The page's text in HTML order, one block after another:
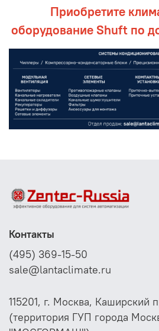
Приобретите
оборудование Shuft по
Контакты
(495) 369-15-50
sale@lantaclimate.ru
115201, г. Москва, Каширский
(территория ГУП города